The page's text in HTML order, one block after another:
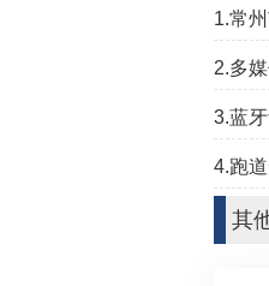
1.常
2.多
3.蓝
4.跑
其